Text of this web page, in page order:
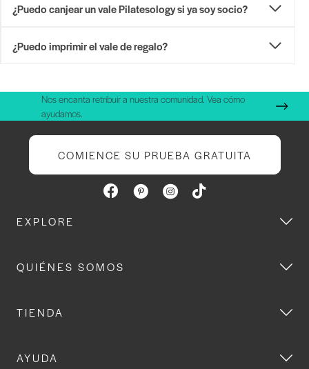
¿Puedo canjear un vale Pilatesology si ya soy socio?
¿Puedo imprimir el vale de regalo?
Nos encanta retribuir a nuestra comunidad. Vea cómo
ayudamos.
COMIENCE SU PRUEBA GRATUITA
EXPLORE
QUIÉNES SOMOS
TIENDA
AYUDA